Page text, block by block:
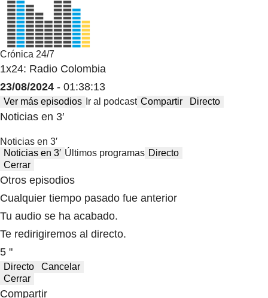
Crónica 24/7
1x24: Radio Colombia
23/08/2024 - 01:38:13
Ver más episodios Ir al podcast Compartir Directo
Noticias en 3′
Noticias en 3′
Noticias en 3′ Últimos programas Directo
Cerrar
Otros episodios
Cualquier tiempo pasado fue anterior
Tu audio se ha acabado.
Te redirigiremos al directo.
5 "
Directo
Cancelar
Cerrar
Compartir